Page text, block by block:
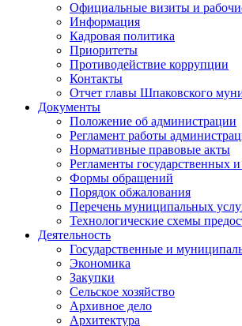
Официальные визиты и
Информация
Кадровая политика
Приоритеты
Противодействие коррупции
Контакты
Отчет главы Шпаковского
Документы
Положение об администрации
Регламент работы
Нормативные правовые акты
Регламенты государственных
Формы обращений
Порядок обжалования
Перечень муниципальных
Технологические схемы
Деятельность
Государственные и
Экономика
Закупки
Сельское хозяйство
Архивное дело
Архитектура